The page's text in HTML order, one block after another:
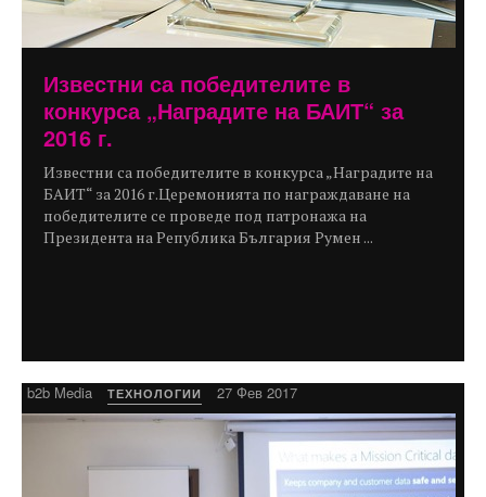
Известни са победителите в
конкурса „Наградите на БАИТ“ за
2016 г.
Известни са победителите в конкурса „Наградите на
БАИТ“ за 2016 г.Церемонията по награждаване на
победителите се проведе под патронажа на
Президента на Република България Румен ...
b2b Media ТЕХНОЛОГИИ 27 Фев 2017